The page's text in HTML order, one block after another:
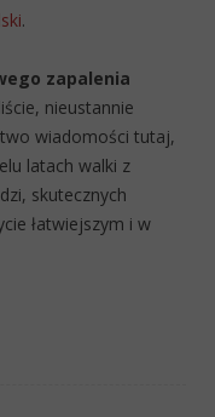
.
zapalenia
nieustannie
wiadomości tutaj,
latach walki z
skutecznych
łatwiejszym i w